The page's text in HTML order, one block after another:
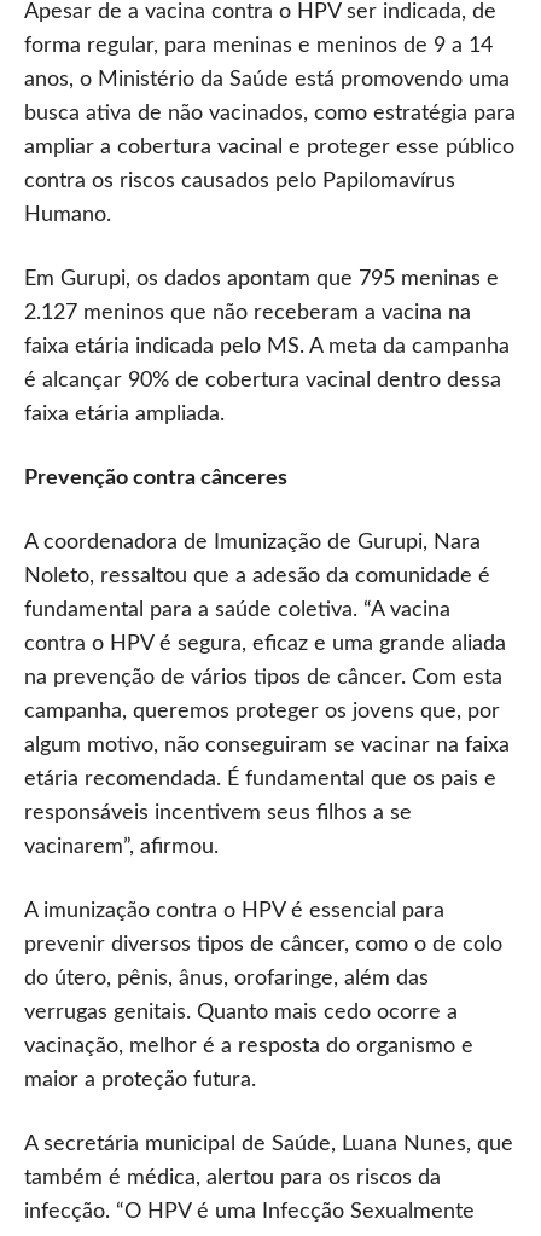
Apesar de a vacina contra o HPV ser indicada, de
forma regular, para meninas e meninos de 9 a 14
anos, o Ministério da Saúde está promovendo uma
busca ativa de não vacinados, como estratégia para
ampliar a cobertura vacinal e proteger esse público
contra os riscos causados pelo Papilomavírus
Humano.
Em Gurupi, os dados apontam que 795 meninas e
2.127 meninos que não receberam a vacina na
faixa etária indicada pelo MS. A meta da campanha
é alcançar 90% de cobertura vacinal dentro dessa
faixa etária ampliada.
Prevenção contra cânceres
A coordenadora de Imunização de Gurupi, Nara
Noleto, ressaltou que a adesão da comunidade é
fundamental para a saúde coletiva. “A vacina
contra o HPV é segura, eficaz e uma grande aliada
na prevenção de vários tipos de câncer. Com esta
campanha, queremos proteger os jovens que, por
algum motivo, não conseguiram se vacinar na faixa
etária recomendada. É fundamental que os pais e
responsáveis incentivem seus filhos a se
vacinarem”, afirmou.
A imunização contra o HPV é essencial para
prevenir diversos tipos de câncer, como o de colo
do útero, pênis, ânus, orofaringe, além das
verrugas genitais. Quanto mais cedo ocorre a
vacinação, melhor é a resposta do organismo e
maior a proteção futura.
A secretária municipal de Saúde, Luana Nunes, que
também é médica, alertou para os riscos da
infecção. “O HPV é uma Infecção Sexualmente